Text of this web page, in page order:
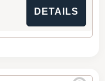
DETAILS